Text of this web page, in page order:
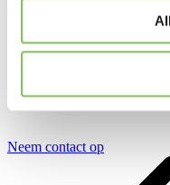
Neem contact op